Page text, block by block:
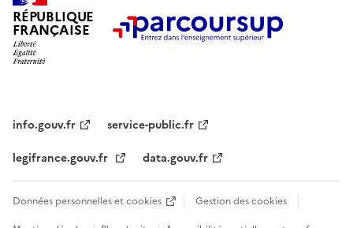
o
n
RÉPUBLIQUE
FRANÇAISE
info.gouv.fr
service-public.fr
legifrance.gouv.fr
data.gouv.fr
Données personnelles et cookies
Gestion des cookies